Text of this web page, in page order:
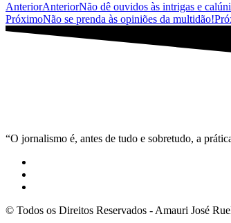
AnteriorAnteriorNão dê ouvidos às intrigas e
PróximoNão se prenda às opiniões da multidão!
“O jornalismo é, antes de tudo e sobretudo, a
© Todos os Direitos Reservados - Amauri José